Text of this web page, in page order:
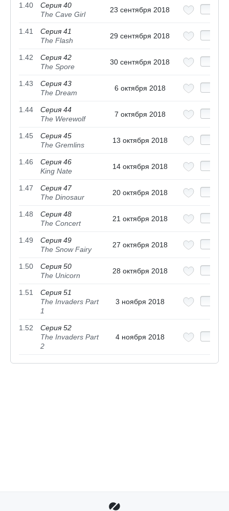
1.40
Серия 40
The Cave Girl
23 сентября 2018
1.41
Серия 41
The Flash
29 сентября 2018
1.42
Серия 42
The Spore
30 сентября 2018
1.43
Серия 43
The Dream
6 октября 2018
1.44
Серия 44
The Werewolf
7 октября 2018
1.45
Серия 45
The Gremlins
13 октября 2018
1.46
Серия 46
King Nate
14 октября 2018
1.47
Серия 47
The Dinosaur
20 октября 2018
1.48
Серия 48
The Concert
21 октября 2018
1.49
Серия 49
The Snow Fairy
27 октября 2018
1.50
Серия 50
The Unicorn
28 октября 2018
1.51
Серия 51
The Invaders Part
1
3 ноября 2018
1.52
Серия 52
The Invaders Part
2
4 ноября 2018